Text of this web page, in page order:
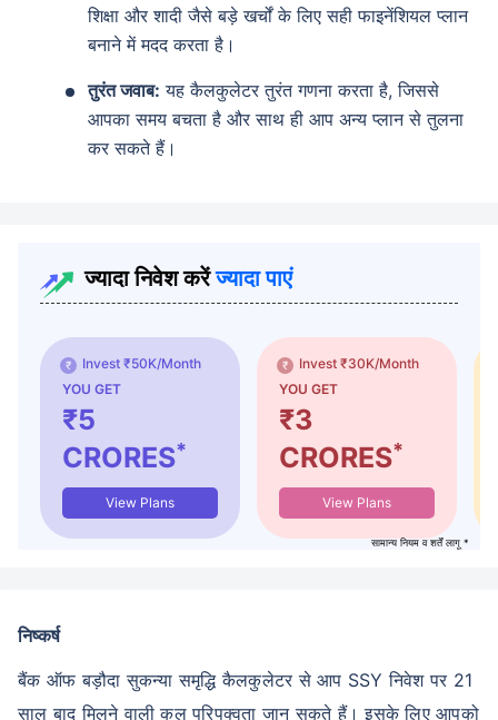
शिक्षा और शादी जैसे बड़े खर्चों के लिए सही फाइनेंशियल प्लान
बनाने में मदद करता है।
तुरंत जवाब: यह कैलकुलेटर तुरंत गणना करता है, जिससे
आपका समय बचता है और साथ ही आप अन्य प्लान से तुलना
कर सकते हैं।
ज्यादा निवेश करें ज्यादा पाएं
Invest ₹50K/Month
YOU GET
₹5
CRORES*
View Plans
Invest ₹30K/Month
YOU GET
₹3
CRORES*
View Plans
सामान्य नियम व शर्तें लागू *
निष्कर्ष
बैंक ऑफ बड़ौदा सुकन्या समृद्धि कैलकुलेटर से आप SSY निवेश पर 21
साल बाद मिलने वाली कुल परिपक्वता जान सकते हैं। इसके लिए आपको